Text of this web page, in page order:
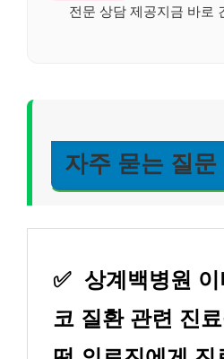
전문 상담 제공지금 바로
자주 묻는 질문
✅ 상계백병원
코 질환 관련 진